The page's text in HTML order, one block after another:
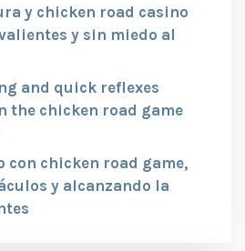
y chicken road casino
y sin miedo al
and quick reflexes
the chicken road game
con chicken road game,
y alcanzando la